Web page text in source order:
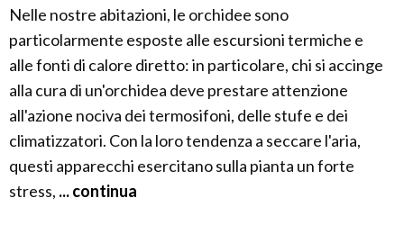
Nelle nostre abitazioni, le orchidee sono
particolarmente esposte alle escursioni termiche e
alle fonti di calore diretto: in particolare, chi si accinge
alla cura di un'orchidea deve prestare attenzione
all'azione nociva dei termosifoni, delle stufe e dei
climatizzatori. Con la loro tendenza a seccare l'aria,
questi apparecchi esercitano sulla pianta un forte
stress, ... continua